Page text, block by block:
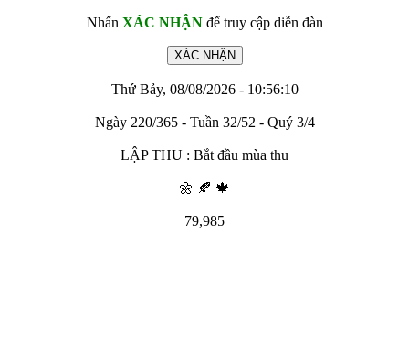
Nhấn XÁC NHẬNđể truy cập diễn đàn
Thứ Bảy, 08/08/2026 - 10:56:10
Ngày 220/365 - Tuần 32/52 - Quý 3/4
LẬP THU : Bắt đầu mùa thu
🌼 🍂 🍁
79,985